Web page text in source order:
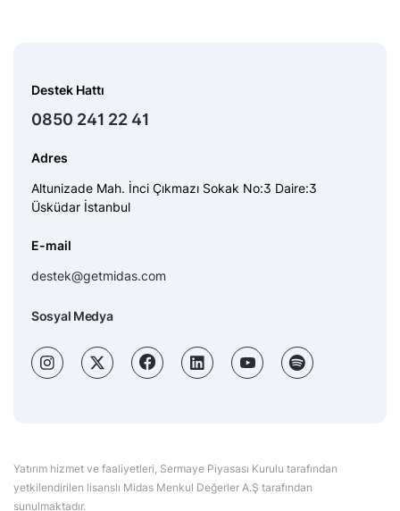
Destek Hattı
0850 241 22 41
Adres
Altunizade Mah. İnci Çıkmazı Sokak No:3 Daire:3
Üsküdar İstanbul
E-mail
destek@getmidas.com
Sosyal Medya
Yatırım hizmet ve faaliyetleri, Sermaye Piyasası Kurulu tarafından
yetkilendirilen lisanslı Midas Menkul Değerler A.Ş tarafından
sunulmaktadır.